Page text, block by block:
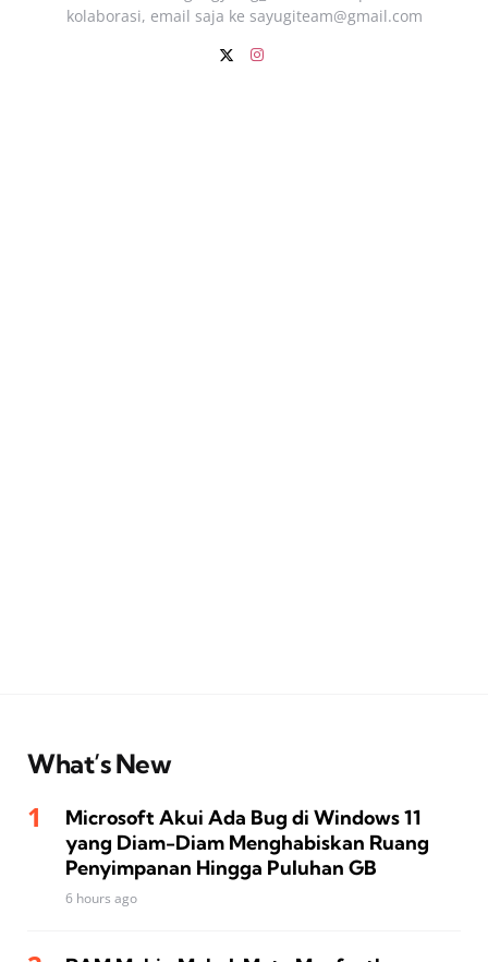
kolaborasi, email saja ke sayugiteam@gmail.com
What’s New
Microsoft Akui Ada Bug di Windows 11
yang Diam-Diam Menghabiskan Ruang
Penyimpanan Hingga Puluhan GB
6 hours ago